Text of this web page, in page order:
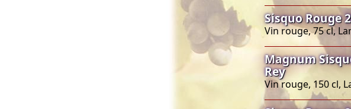
Sisquo Rouge
Vin rouge, 75 cl,
Magnum
Rey
Vin rouge, 150 cl,